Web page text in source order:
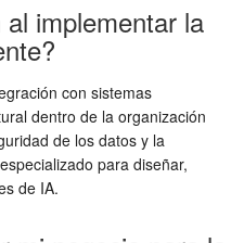
implementar la
con sistemas
dentro de la organización
de los datos y la
para diseñar,
de IA.